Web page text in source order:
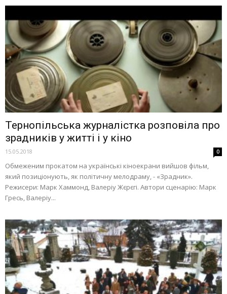
Тернопільська журналістка розповіла про
зрадників у житті і у кіно
15.05.2018 0
Обмеженим прокатом на українські кіноекрани вийшов фільм,
який позиціонують, як політичну мелодраму, - «Зрадник».
Режисери: Марк Хаммонд, Валеріу Жєрєгі. Автори сценарію: Марк
Гресь, Валеріу...